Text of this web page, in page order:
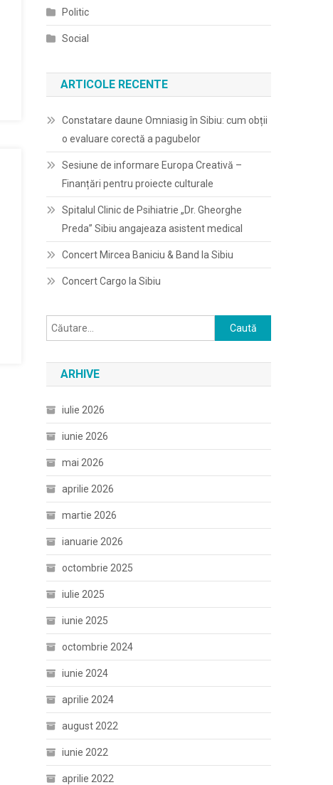
Politic
Social
ARTICOLE RECENTE
Constatare daune Omniasig în Sibiu: cum obții
o evaluare corectă a pagubelor
Sesiune de informare Europa Creativă –
Finanțări pentru proiecte culturale
Spitalul Clinic de Psihiatrie „Dr. Gheorghe
Preda” Sibiu angajeaza asistent medical
Concert Mircea Baniciu & Band la Sibiu
Concert Cargo la Sibiu
Caută
după:
ARHIVE
iulie 2026
iunie 2026
mai 2026
aprilie 2026
martie 2026
ianuarie 2026
octombrie 2025
iulie 2025
iunie 2025
octombrie 2024
iunie 2024
aprilie 2024
august 2022
iunie 2022
aprilie 2022